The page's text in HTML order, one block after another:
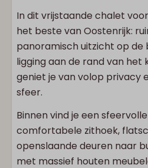
In dit vrijstaande chalet
het beste van Oostenrijk:
panoramisch uitzicht op de
ligging aan de rand van het
geniet je van volop privacy
sfeer.
Binnen vind je een
comfortabele zithoek,
openslaande deuren naar
met massief houten